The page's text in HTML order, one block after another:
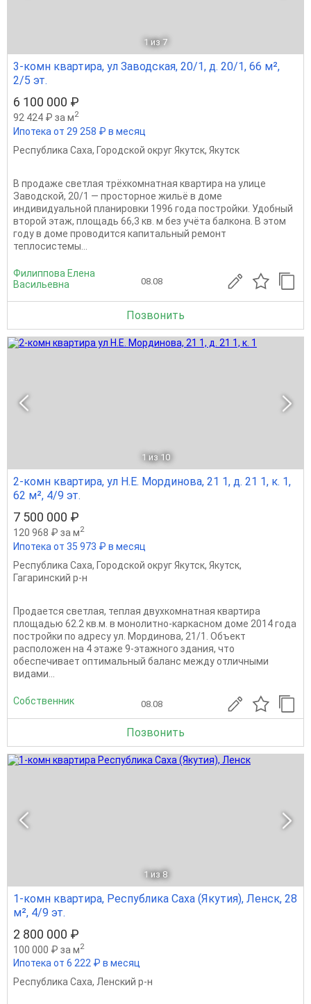
1 из 7
3-комн квартира, ул Заводская, 20/1, д. 20/1, 66 м²,
2/5 эт.
6 100 000 ₽
92 424 ₽ за м2
Ипотека от 29 258 ₽ в месяц
Республика Саха, Городской округ Якутск, Якутск
В продаже светлая трёхкомнатная квартира на улице
Заводской, 20/1 — просторное жильё в доме
индивидуальной планировки 1996 года постройки. Удобный
второй этаж, площадь 66,3 кв. м без учёта балкона. В этом
году в доме проводится капитальный ремонт
теплосистемы...
Филиппова Елена
Васильевна
08.08
Позвонить
1 из 10
2-комн квартира, ул Н.Е. Мординова, 21 1, д. 21 1, к. 1,
62 м², 4/9 эт.
7 500 000 ₽
120 968 ₽ за м2
Ипотека от 35 973 ₽ в месяц
Республика Саха, Городской округ Якутск, Якутск,
Гагаринский р-н
Продается светлая, теплая двухкомнатная квартира
площадью 62.2 кв.м. в монолитно-каркасном доме 2014 года
постройки по адресу ул. Мординова, 21/1. Объект
расположен на 4 этаже 9-этажного здания, что
обеспечивает оптимальный баланс между отличными
видами...
Собственник 08.08
Позвонить
1 из 8
1-комн квартира, Республика Саха (Якутия), Ленск, 28
м², 4/9 эт.
2 800 000 ₽
100 000 ₽ за м2
Ипотека от 6 222 ₽ в месяц
Республика Саха, Ленский р-н